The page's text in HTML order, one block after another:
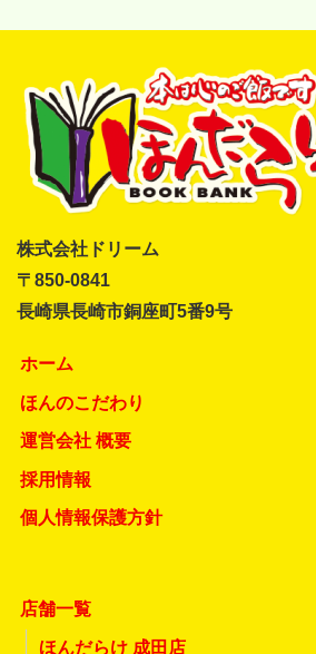
株式会社ドリーム
〒850-0841
長崎県長崎市銅座町5番9号
ホーム
ほんのこだわり
運営会社 概要
採用情報
個人情報保護方針
店舗一覧
ほんだらけ 成田店